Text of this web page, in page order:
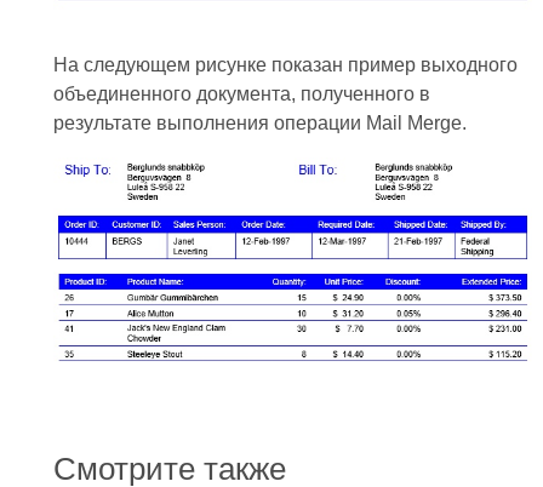
На следующем рисунке показан пример выходного
объединенного документа, полученного в
результате выполнения операции Mail Merge.
Смотрите также